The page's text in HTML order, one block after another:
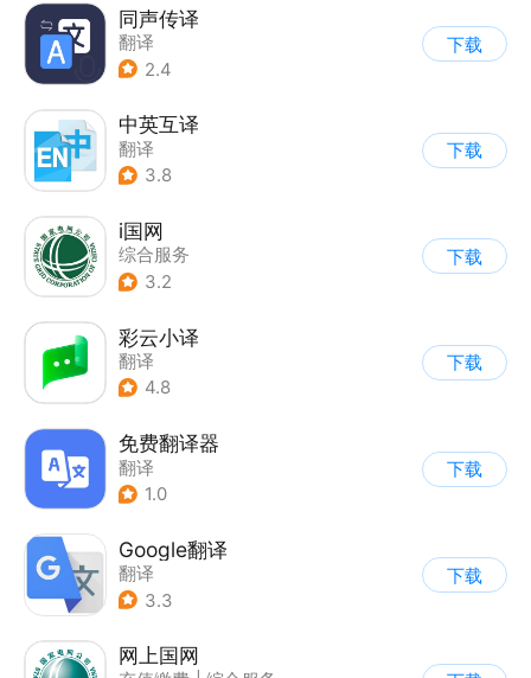
同声传译
翻译
2.4
下载
中英互译
翻译
3.8
下载
i国网
综合服务
3.2
下载
彩云小译
翻译
4.8
下载
免费翻译器
翻译
1.0
下载
Google翻译
翻译
3.3
下载
网上国网